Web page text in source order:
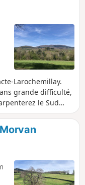
Larochemillay.
grande difficulté,
le Sud
devant de